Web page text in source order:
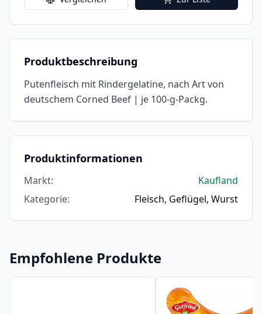
Produktbeschreibung
Putenfleisch mit Rindergelatine, nach Art von
deutschem Corned Beef | je 100-g-Packg.
Produktinformationen
Markt:
Kaufland
Kategorie: Fleisch, Geflügel, Wurst
Empfohlene Produkte